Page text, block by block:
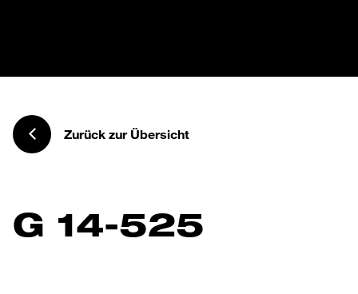
Zurück zur Übersicht
G 14-525